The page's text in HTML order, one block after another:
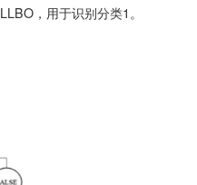
，用于识别分类1。